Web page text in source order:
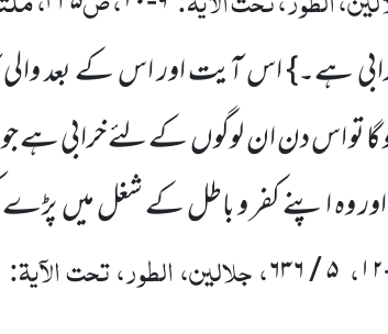
ہے۔} اس آیت اور اس کے بعد والی
تو اس دن ان لوگوں کے لئے خرابی ہے جو
وہ اپنے کفر و باطل کے شغل میں پڑے
، ۵ / ۶۳۶ ، جلالین، الطور، تحت الآیۃ: